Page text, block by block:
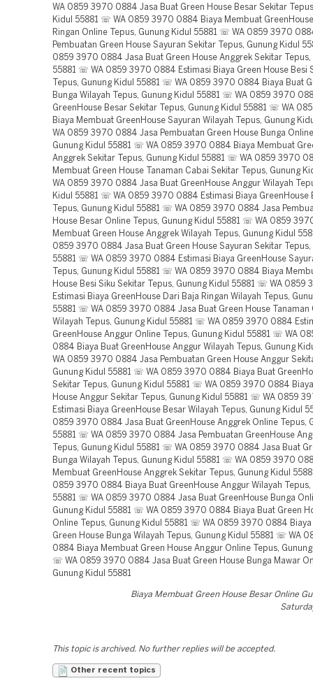
WA 0859 3970 0884 Jasa Buat Green House Besar Sekitar
Kidul 55881 ☏ WA 0859 3970 0884 Biaya Membuat
Ringan Online Tepus, Gunung Kidul 55881 ☏ WA 0859 3970
Pembuatan Green House Sayuran Sekitar Tepus, Gunung Kidul
0859 3970 0884 Jasa Buat Green House Anggrek Sekitar Tepus,
55881 ☏ WA 0859 3970 0884 Estimasi Biaya Green House Besi
Tepus, Gunung Kidul 55881 ☏ WA 0859 3970 0884 Biaya Buat
Bunga Wilayah Tepus, Gunung Kidul 55881 ☏ WA 0859 3970
GreenHouse Besar Sekitar Tepus, Gunung Kidul 55881 ☏ WA
Biaya Membuat GreenHouse Sayuran Wilayah Tepus, Gunung
WA 0859 3970 0884 Jasa Pembuatan Green House Bunga
Gunung Kidul 55881 ☏ WA 0859 3970 0884 Biaya Membuat
Anggrek Sekitar Tepus, Gunung Kidul 55881 ☏ WA 0859 3970
Membuat Green House Tanaman Cabai Sekitar Tepus, Gunung
WA 0859 3970 0884 Jasa Buat GreenHouse Anggur Wilayah
Kidul 55881 ☏ WA 0859 3970 0884 Estimasi Biaya GreenHouse
Tepus, Gunung Kidul 55881 ☏ WA 0859 3970 0884 Jasa
House Besar Online Tepus, Gunung Kidul 55881 ☏ WA 0859
Membuat Green House Anggrek Wilayah Tepus, Gunung Kidul
0859 3970 0884 Jasa Buat Green House Sayuran Sekitar Tepus,
55881 ☏ WA 0859 3970 0884 Estimasi Biaya GreenHouse
Tepus, Gunung Kidul 55881 ☏ WA 0859 3970 0884 Biaya
House Besi Siku Sekitar Tepus, Gunung Kidul 55881 ☏ WA 0859
Estimasi Biaya GreenHouse Dari Baja Ringan Wilayah Tepus,
55881 ☏ WA 0859 3970 0884 Jasa Buat Green House Tanaman
Wilayah Tepus, Gunung Kidul 55881 ☏ WA 0859 3970 0884
GreenHouse Anggur Online Tepus, Gunung Kidul 55881 ☏ WA
0884 Biaya Buat GreenHouse Anggur Wilayah Tepus, Gunung
WA 0859 3970 0884 Jasa Pembuatan Green House Anggur
Gunung Kidul 55881 ☏ WA 0859 3970 0884 Biaya Buat
Sekitar Tepus, Gunung Kidul 55881 ☏ WA 0859 3970 0884
House Anggur Sekitar Tepus, Gunung Kidul 55881 ☏ WA 0859
Estimasi Biaya GreenHouse Besar Wilayah Tepus, Gunung Kidul
0859 3970 0884 Jasa Buat GreenHouse Anggrek Online Tepus,
55881 ☏ WA 0859 3970 0884 Jasa Pembuatan GreenHouse
Tepus, Gunung Kidul 55881 ☏ WA 0859 3970 0884 Jasa Buat
Bunga Wilayah Tepus, Gunung Kidul 55881 ☏ WA 0859 3970
Membuat GreenHouse Anggrek Sekitar Tepus, Gunung Kidul
0859 3970 0884 Biaya Buat GreenHouse Anggur Wilayah Tepus,
55881 ☏ WA 0859 3970 0884 Jasa Buat GreenHouse Bunga
Gunung Kidul 55881 ☏ WA 0859 3970 0884 Biaya Buat Green
Online Tepus, Gunung Kidul 55881 ☏ WA 0859 3970 0884
Green House Bunga Wilayah Tepus, Gunung Kidul 55881 ☏ WA
0884 Biaya Membuat Green House Anggur Online Tepus,
☏ WA 0859 3970 0884 Jasa Buat Green House Bunga Mawar
Gunung Kidul 55881
Biaya Membuat Green House Besar Online
This topic is archived. No further replies will be accepted.
Other recent topics